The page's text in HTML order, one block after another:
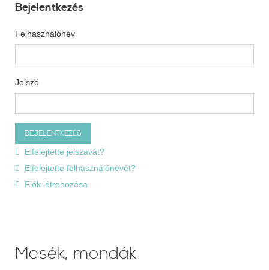
Bejelentkezés
Felhasználónév
Jelszó
Elfelejtette jelszavát?
Elfelejtette felhasználónevét?
Fiók létrehozása
Mesék, mondák